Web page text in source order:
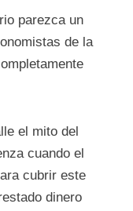
parezca un
de la
el mito del
cuando el
cubrir este
dinero